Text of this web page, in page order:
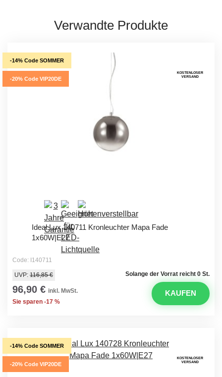
Verwandte Produkte
-14% Code SOMMER
-20% Code VIP20DE
KOSTENLOSER
VERSAND
Ideal Lux 140711 Kronleuchter Mapa Fade
1x60W|E27
Code: I140711
Solange der Vorrat reicht 0 St.
UVP: 116,85 €
96,90 € inkl. MwSt.
Sie sparen -17 %
KAUFEN
-14% Code SOMMER
-20% Code VIP20DE
KOSTENLOSER
VERSAND